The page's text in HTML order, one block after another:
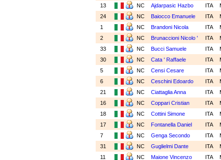
13
NC Ajdarpasic Hazbo ITA
24
NC Baiocco Emanuele ITA
1
NC Brandoni Nicola ITA
2
NC Brunaccioni Nicolo ' ITA
33
NC Bucci Samuele ITA
30
NC Cata ' Raffaele ITA
5
NC Censi Cesare ITA
6
NC Ceschini Edoardo ITA
21
NC Ciattaglia Anna ITA
16
NC Coppari Cristian ITA
18
NC Cottini Simone ITA
17
NC Fontanella Daniel ITA
7
NC Genga Secondo ITA
31
NC Guglielmi Dante ITA
11
NC Maione Vincenzo ITA